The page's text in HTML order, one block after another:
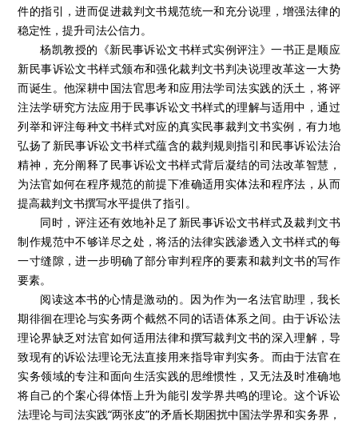
件的指引，进而促进裁判文书规范统一和充分说理，增强法律的
稳定性，提升司法公信力。
杨凯教授的《新民事诉讼文书样式实例评注》一书正是顺应
新民事诉讼文书样式颁布和强化裁判文书判决说理改革这一大势
而诞生。他深耕中国法官思考和应用法学司法实践的沃土，将评
注法学研究方法应用于民事诉讼文书样式的理解与适用中，通过
列举和评注每种文书样式对应的真实民事裁判文书实例，有力地
弘扬了新民事诉讼文书样式蕴含的裁判规则指引和民事诉讼法治
精神，充分阐释了民事诉讼文书样式背后凝结的司法改革智慧，
为法官如何在程序规范的前提下准确适用实体法和程序法，从而
提高裁判文书撰写水平提供了指引。
同时，评注还有效地补足了新民事诉讼文书样式及裁判文书
制作规范中不够详尽之处，将活的法律实践渗透入文书样式的每
一寸缝隙，进一步明确了部分审判程序的要素和裁判文书的写作
要素。
阅读这本书的心情是激动的。因为作为一名法官助理，我长
期徘徊在理论与实务两个截然不同的话语体系之间。由于诉讼法
理论界缺乏对法官如何适用法律和撰写裁判文书的深入理解，导
致现有的诉讼法理论无法直接用来指导审判实务。而由于法官在
实务领域的专注和面向生活实践的思维惯性，又无法及时准确地
将自己的个案心得体悟上升为能引发学界共鸣的理论。这个诉讼
法理论与司法实践“两张皮”的矛盾长期困扰中国法学界和实务界，